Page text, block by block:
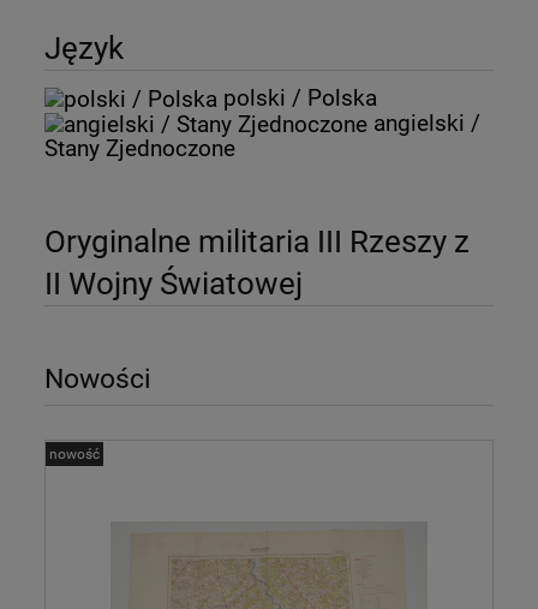
Język
polski / Polska
angielski /
Stany Zjednoczone
Oryginalne militaria III Rzeszy z
II Wojny Światowej
Nowości
nowość